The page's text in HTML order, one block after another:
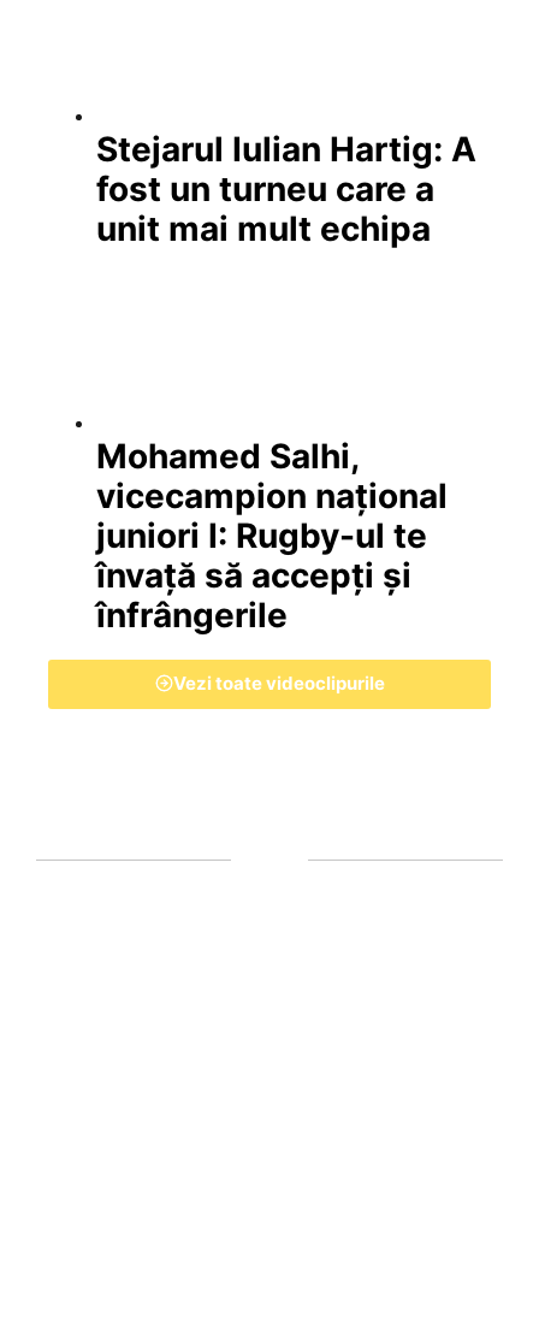
Stejarul Iulian Hartig: A
fost un turneu care a
unit mai mult echipa
Mohamed Salhi,
vicecampion național
juniori I: Rugby-ul te
învață să accepți și
înfrângerile
Vezi toate videoclipurile